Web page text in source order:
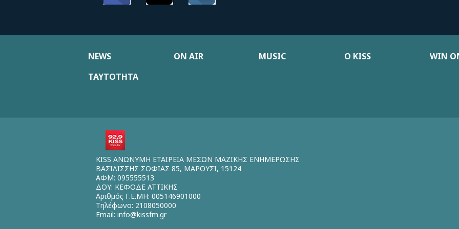
NEWS ON AIR MUSIC Ο KISS WIN
ΤΑΥΤΟΤΗΤΑ
KISS ΑΝΩΝΥΜΗ ΕΤΑΙΡΕΙΑ ΜΕΣΩΝ ΜΑΖΙΚΗΣ ΕΝΗΜΕΡΩΣΗΣ
ΒΑΣΙΛΙΣΣΗΣ ΣΟΦΙΑΣ 85, ΜΑΡΟΥΣΙ, 15124
ΑΦΜ: 095555513
ΔΟΥ: ΚΕΦΟΔΕ ΑΤΤΙΚΗΣ
Αριθμός Γ.Ε.ΜΗ: 005146901000
Τηλέφωνο: 2108050000
Email: info@kissfm.gr